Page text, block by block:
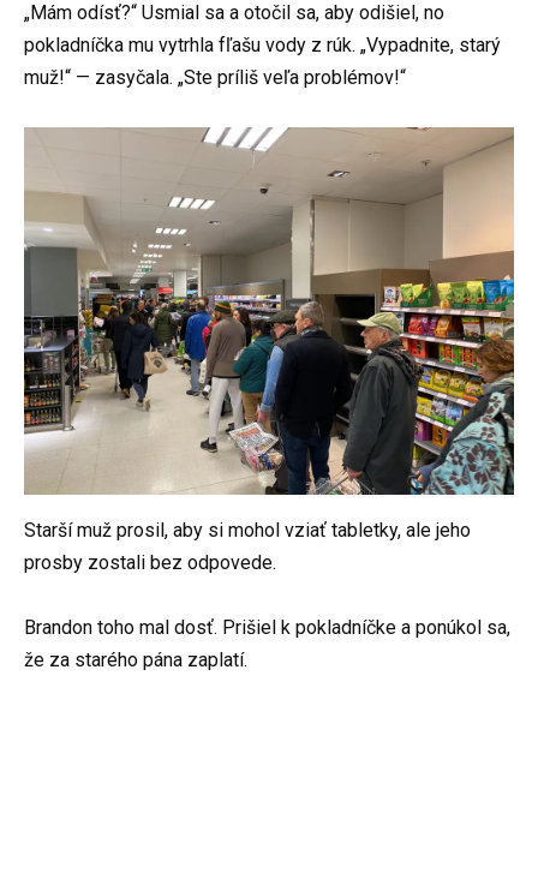
„Mám odísť?“ Usmial sa a otočil sa, aby odišiel, no
pokladníčka mu vytrhla fľašu vody z rúk. „Vypadnite, starý
muž!“ — zasyčala. „Ste príliš veľa problémov!“
Starší muž prosil, aby si mohol vziať tabletky, ale jeho
prosby zostali bez odpovede.
Brandon toho mal dosť. Prišiel k pokladníčke a ponúkol sa,
že za starého pána zaplatí.